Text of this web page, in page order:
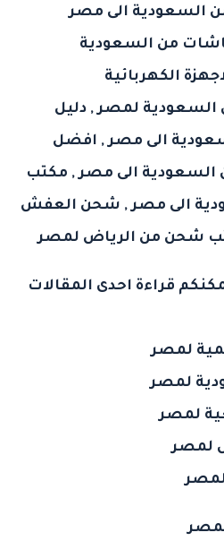
السعودية الى مصر
من السعودية
الكهربائية
لمصر, دليل
الى مصر, افضل
السعودية الى مصر, مكتب
الى مصر, شحن العفش
شحن من الرياض لمصر
قراءة احدى المقالات
لمصر
لمصر
لمصر
لمصر